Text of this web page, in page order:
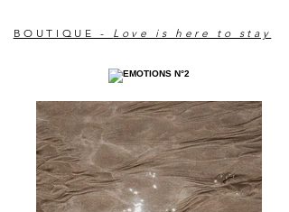
Love is here to stay
BOUTIQUE - Love is here to stay